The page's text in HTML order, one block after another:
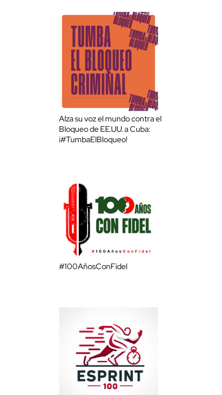
Alza su voz el mundo contra el
Bloqueo de EE.UU. a Cuba:
¡#TumbaElBloqueo!
#100AñosConFidel